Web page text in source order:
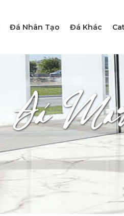
Đá Nhân Tạo Đá Khác
Đá